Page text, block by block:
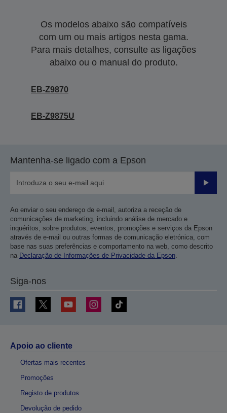
Os modelos abaixo são compatíveis
com um ou mais artigos nesta gama.
Para mais detalhes, consulte as ligações
abaixo ou o manual do produto.
EB-Z9870
EB-Z9875U
Mantenha-se ligado com a Epson
Enviar
Ao enviar o seu endereço de e-mail, autoriza a receção de
comunicações de marketing, incluindo análise de mercado e
inquéritos, sobre produtos, eventos, promoções e serviços da Epson
através de e-mail ou outras formas de comunicação eletrónica, com
base nas suas preferências e comportamento na web, como descrito
na Declaração de Informações de Privacidade da Epson.
Siga-nos
Apoio ao cliente
Ofertas mais recentes
Promoções
Registo de produtos
Devolução de pedido